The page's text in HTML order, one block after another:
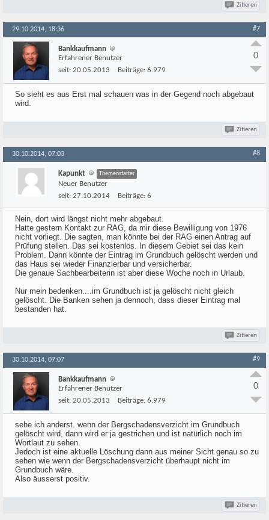
Zitieren
29.10.2014, 18:36 #7
Bankkaufmann
Erfahrener Benutzer
seit: 20.05.2013 Beiträge: 6.979
0
So sieht es aus Erst mal schauen was in der Gegend noch abgebaut
wird.
Zitieren
30.10.2014, 07:03 #8
Kapunkt Themenstarter
Neuer Benutzer
seit: 27.10.2014 Beiträge: 6
Nein, dort wird längst nicht mehr abgebaut.
Hatte gestern Kontakt zur RAG, da mir diese Bewilligung von 1976
nicht vorliegt. Die sagten, man könnte bei der RAG einen Antrag auf
Prüfung stellen. Das sei kostenlos. In diesem Gebiet sei das kein
Problem. Dann könnte der Eintrag im Grundbuch gelöscht werden und
das Haus sei wieder Finanzierbar und versicherbar.
Die genaue Sachbearbeiterin ist aber diese Woche noch in Urlaub.
Nur mein bedenken....im Grundbuch ist ja gelöscht nicht gleich
gelöscht. Die Banken sehen ja dennoch, dass dieser Eintrag mal
bestanden hat.
Zitieren
30.10.2014, 07:07 #9
Bankkaufmann
Erfahrener Benutzer
seit: 20.05.2013 Beiträge: 6.979
0
sehe ich anderst. wenn der Bergschadensverzicht im Grundbuch
gelöscht wird, dann wird er ja gestrichen und ist natürlich noch im
Wortlaut zu sehen.
Jedoch ist eine aktuelle Löschung dann aus meiner Sicht genau so zu
sehen wie wenn der Bergschadensverzicht überhaupt nicht im
Grundbuch wäre.
Also äusserst positiv.
Zitieren